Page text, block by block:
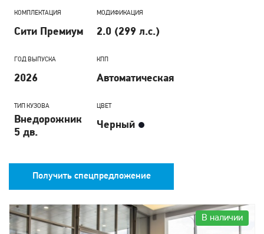
КОМПЛЕКТАЦИЯ
Сити Премиум
МОДИФИКАЦИЯ
2.0 (299 л.с.)
ГОД ВЫПУСКА
2026
КПП
Автоматическая
ТИП КУЗОВА
Внедорожник
5 дв.
ЦВЕТ
Черный
Получить спецпредложение
В наличии